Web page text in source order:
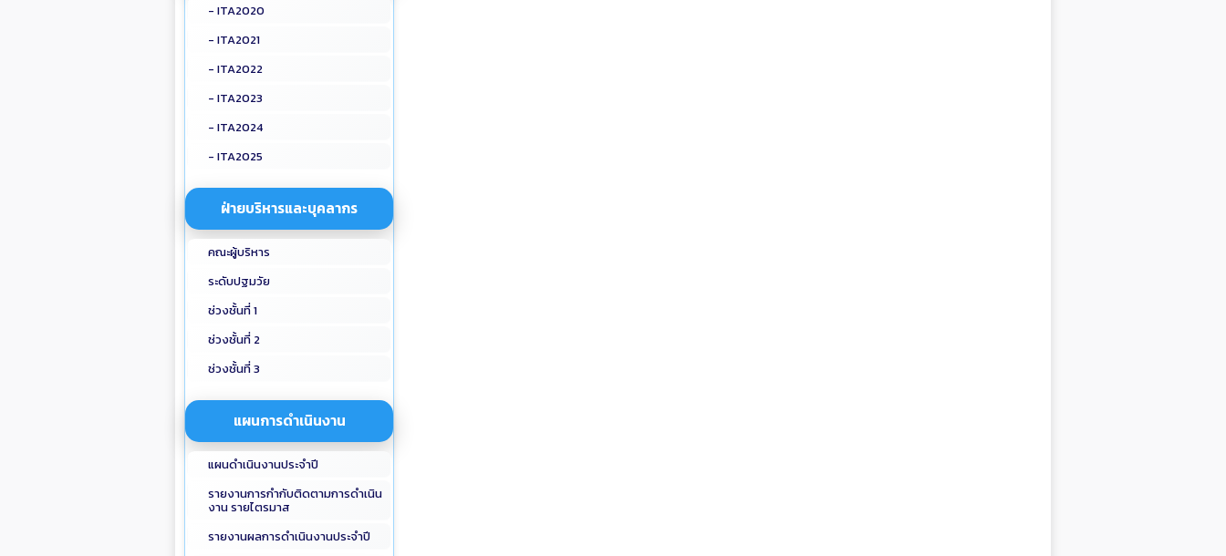
- ITA2020
- ITA2021
- ITA2022
- ITA2023
- ITA2024
- ITA2025
ฝ่ายบริหารและบุคลากร
คณะผู้บริหาร
ระดับปฐมวัย
ช่วงชั้นที่ 1
ช่วงชั้นที่ 2
ช่วงชั้นที่ 3
แผนการดำเนินงาน
แผนดำเนินงานประจำปี
รายงานการกำกับติดตามการดำเนิน
งาน รายไตรมาส
รายงานผลการดำเนินงานประจำปี